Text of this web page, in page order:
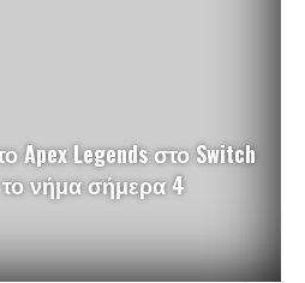
Apex Legends στο Switch
το νήμα σήμερα 4